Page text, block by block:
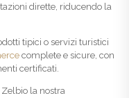
dirette, riducendo la
tipici o servizi turistici
complete e sicure, con
certificati.
la nostra